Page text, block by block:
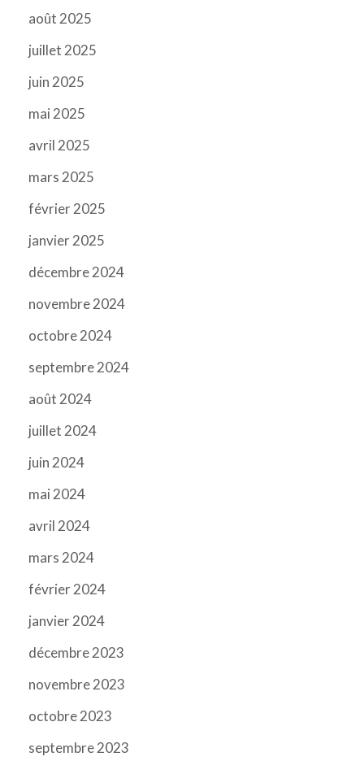
août 2025
juillet 2025
juin 2025
mai 2025
avril 2025
mars 2025
février 2025
janvier 2025
décembre 2024
novembre 2024
octobre 2024
septembre 2024
août 2024
juillet 2024
juin 2024
mai 2024
avril 2024
mars 2024
février 2024
janvier 2024
décembre 2023
novembre 2023
octobre 2023
septembre 2023